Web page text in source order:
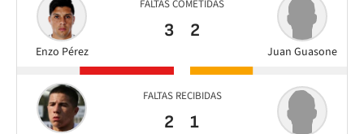
FALTAS COMETIDAS
Enzo Pérez
3
Juan Guasone
2
FALTAS RECIBIDAS
2 1